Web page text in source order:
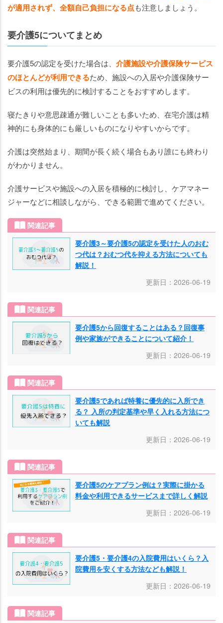
が適用されず、全額自己負担になる点も注意しましょう。
要介護5についてまとめ
要介護5の認定を受けた場合は、 介護施設や介護保険サービス
のほとんどが利用できるため、施設への入居や介護保険サー
ビスの利用は優先的に検討することをおすすめします。
寝たきりや意思疎通が難しいことも多いため、在宅介護は精
神的にも身体的にも厳しいものになりやすいからです。
介護は突然始まり、期間が長く続く場合もあり誰にも終わり
がわかりません。
介護サービスや施設への入居を積極的に検討し、ケアマネー
ジャーなどに相談しながら、できる範囲で進めてください。
関連記事
要介護3～要介護5の認定を受けた人のおむ
つ代は？おむつ代を抑える方法についても
解説！
更新日：2026-06-19
関連記事
要介護5から回復することはある？回復事
例や家族ができることについて紹介！
更新日：2026-06-19
関連記事
要介護5であれば特養に優先的に入所でき
る？ 入所の判定基準や早く入れる方法につ
いても解説
更新日：2026-06-19
関連記事
要介護5のケアプラン例は？実際に掛かる
料金や利用できるサービスまで詳しく解説
更新日：2026-06-19
関連記事
要介護5・要介護4の入院費用はいくら？入
院費用を安くする方法なども解説！
更新日：2026-06-19
関連記事